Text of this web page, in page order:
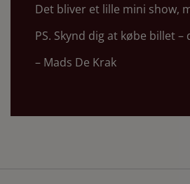
Det bliver et lille mini show,
PS. Skynd dig at købe billet –
– Mads De Krak